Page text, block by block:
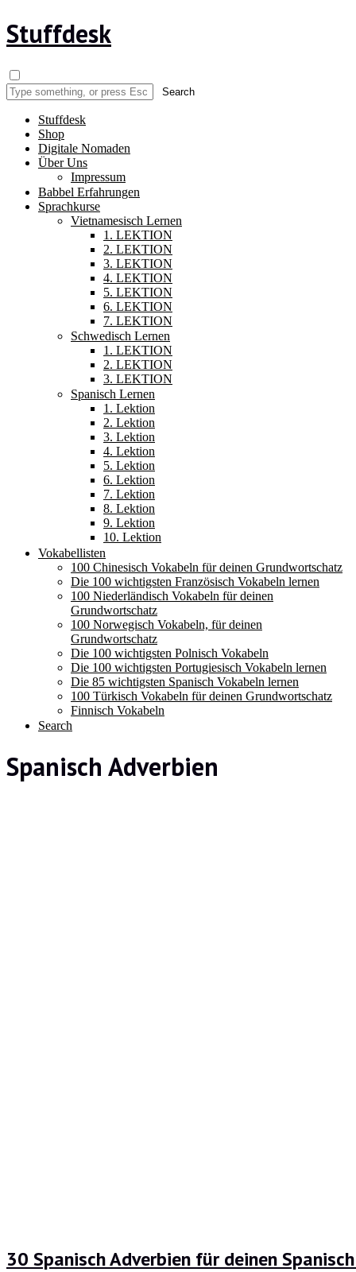
Stuffdesk
Stuffdesk
Shop
Digitale Nomaden
Über Uns
Impressum
Babbel Erfahrungen
Sprachkurse
Vietnamesisch Lernen
1. LEKTION
2. LEKTION
3. LEKTION
4. LEKTION
5. LEKTION
6. LEKTION
7. LEKTION
Schwedisch Lernen
1. LEKTION
2. LEKTION
3. LEKTION
Spanisch Lernen
1. Lektion
2. Lektion
3. Lektion
4. Lektion
5. Lektion
6. Lektion
7. Lektion
8. Lektion
9. Lektion
10. Lektion
Vokabellisten
100 Chinesisch Vokabeln für deinen Grundwortschatz
Die 100 wichtigsten Französisch Vokabeln lernen
100 Niederländisch Vokabeln für deinen
Grundwortschatz
100 Norwegisch Vokabeln, für deinen
Grundwortschatz
Die 100 wichtigsten Polnisch Vokabeln
Die 100 wichtigsten Portugiesisch Vokabeln lernen
Die 85 wichtigsten Spanisch Vokabeln lernen
100 Türkisch Vokabeln für deinen Grundwortschatz
Finnisch Vokabeln
Search
Spanisch Adverbien
30 Spanisch Adverbien für deinen